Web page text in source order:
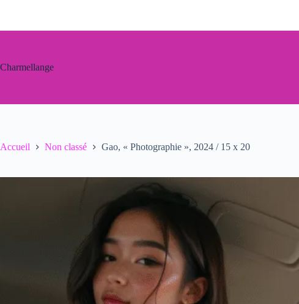
Charmellange
Accueil Non classé Gao, « Photographie », 2024 / 15 x 20